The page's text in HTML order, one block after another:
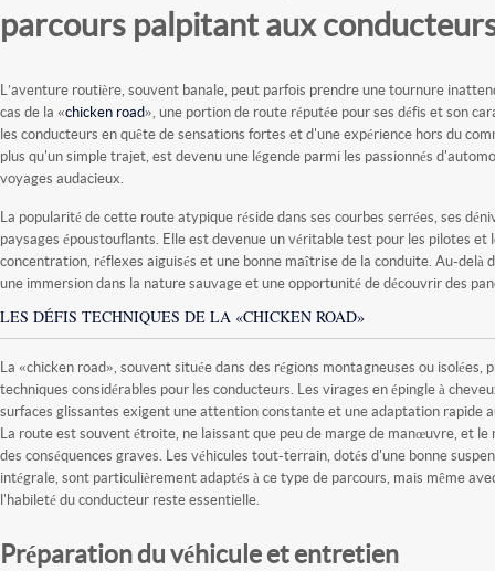
parcours palpitant aux
L’aventure routière, souvent banale, peut parfois prendre une tournure
cas de la «chicken road», une portion de route réputée pour ses défis et son
les conducteurs en quête de sensations fortes et d'une expérience hors du
plus qu'un simple trajet, est devenu une légende parmi les passionnés
voyages audacieux.
La popularité de cette route atypique réside dans ses courbes serrées, ses
paysages époustouflants. Elle est devenue un véritable test pour les pilotes et
concentration, réflexes aiguisés et une bonne maîtrise de la conduite. Au-delà
une immersion dans la nature sauvage et une opportunité de découvrir des
LES DÉFIS TECHNIQUES DE LA «CHICKEN ROAD»
La «chicken road», souvent située dans des régions montagneuses ou isolées,
techniques considérables pour les conducteurs. Les virages en épingle à
surfaces glissantes exigent une attention constante et une adaptation rapide
La route est souvent étroite, ne laissant que peu de marge de manœuvre, et
des conséquences graves. Les véhicules tout-terrain, dotés d'une bonne
intégrale, sont particulièrement adaptés à ce type de parcours, mais même
l'habileté du conducteur reste essentielle.
Préparation du véhicule et entretien